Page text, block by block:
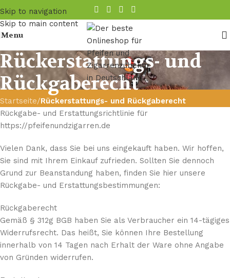
Skip to navigation
Skip to main content
Menu
Rückerstattungs- und
Rückgaberecht
Startseite/Rückerstattungs- und Rückgaberecht
Rückgabe- und Erstattungsrichtlinie für
https://pfeifenundzigarren.de
Vielen Dank, dass Sie bei uns eingekauft haben. Wir hoffen,
Sie sind mit Ihrem Einkauf zufrieden. Sollten Sie dennoch
Grund zur Beanstandung haben, finden Sie hier unsere
Rückgabe- und Erstattungsbestimmungen:
Rückgaberecht
Gemäß § 312g BGB haben Sie als Verbraucher ein 14-tägiges
Widerrufsrecht. Das heißt, Sie können Ihre Bestellung
innerhalb von 14 Tagen nach Erhalt der Ware ohne Angabe
von Gründen widerrufen.